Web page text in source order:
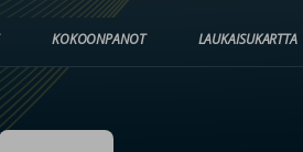
KOKOONPANOT LAUKAISUKARTTA